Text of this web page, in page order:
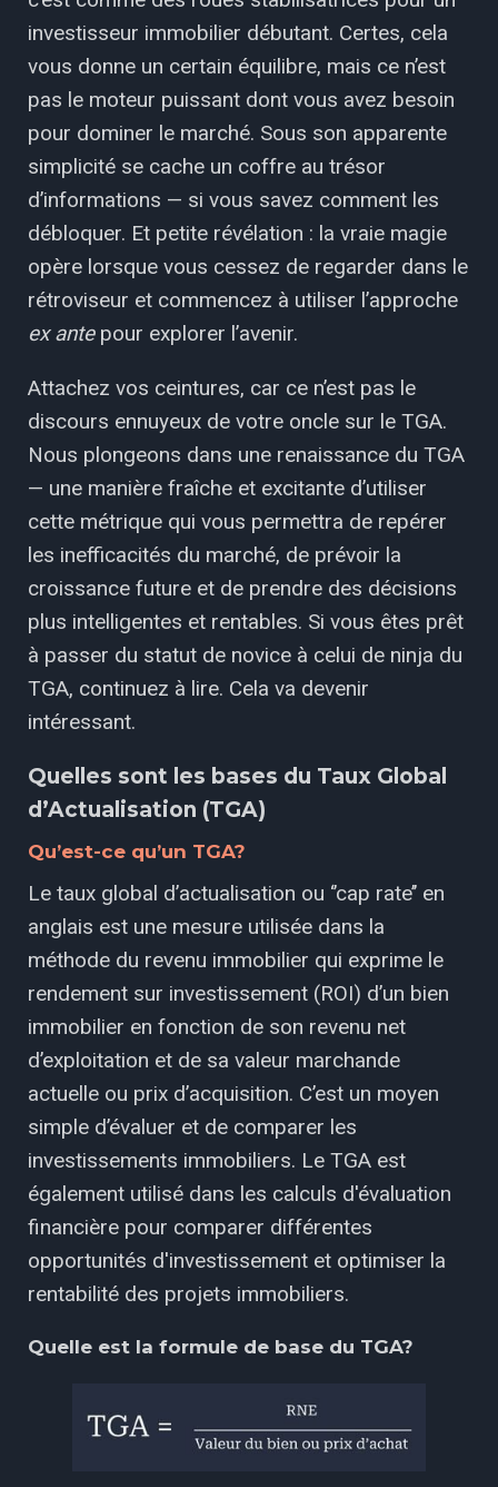
investisseur immobilier débutant. Certes, cela
vous donne un certain équilibre, mais ce n’est
pas le moteur puissant dont vous avez besoin
pour dominer le marché. Sous son apparente
simplicité se cache un coffre au trésor
d’informations — si vous savez comment les
débloquer. Et petite révélation : la vraie magie
opère lorsque vous cessez de regarder dans le
rétroviseur et commencez à utiliser l’approche
ex antepour explorer l’avenir.
Attachez vos ceintures, car ce n’est pas le
discours ennuyeux de votre oncle sur le TGA.
Nous plongeons dans une renaissance du TGA
— une manière fraîche et excitante d’utiliser
cette métrique qui vous permettra de repérer
les inefficacités du marché, de prévoir la
croissance future et de prendre des décisions
plus intelligentes et rentables. Si vous êtes prêt
à passer du statut de novice à celui de ninja du
TGA, continuez à lire. Cela va devenir
intéressant.
Quelles sont les bases du Taux Global
d’Actualisation (TGA)
Qu’est-ce qu’un TGA?
Le taux global d’actualisation ou ‘’cap rate’’ en
anglais est une mesure utilisée dans la
méthode du revenu immobilier qui exprime le
rendement sur investissement (ROI) d’un bien
immobilier en fonction de son revenu net
d’exploitation et de sa valeur marchande
actuelle ou prix d’acquisition. C’est un moyen
simple d’évaluer et de comparer les
investissements immobiliers. Le TGA est
également utilisé dans les calculs d'évaluation
financière pour comparer différentes
opportunités d'investissement et optimiser la
rentabilité des projets immobiliers.
Quelle est la formule de base du TGA?